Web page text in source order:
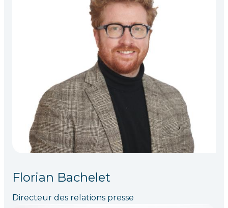
Florian Bachelet
Directeur des relations presse